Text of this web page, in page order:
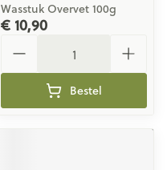
Wasstuk Overvet 100g
€ 10,90
Bestel